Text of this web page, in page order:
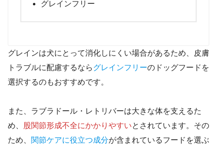
グレインフリー
グレインは犬にとって消化しにくい場合があるため、皮膚
トラブルに配慮するならグレインフリーのドッグフードを
選択するのもおすすめです。
また、ラブラドール・レトリバーは大きな体を支えるた
め、
股関節形成不全にかかりやすいとされています。その
ため、 関節ケアに役立つ成分が含まれているフードを選ぶ